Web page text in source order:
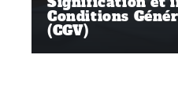
Conditions
(CGV)